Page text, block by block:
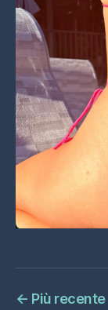
← Più recente